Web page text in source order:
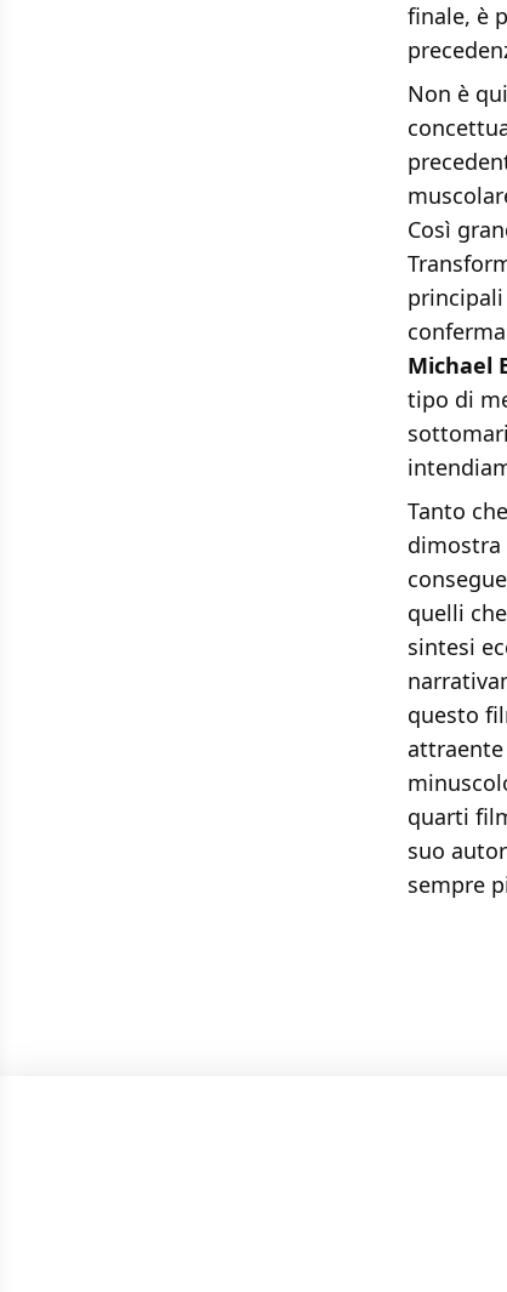
finale, è
Non è
Così
Michael
tipo di
Tanto
dimostra
quelli
sintesi
questo
quarti
suo
sempre